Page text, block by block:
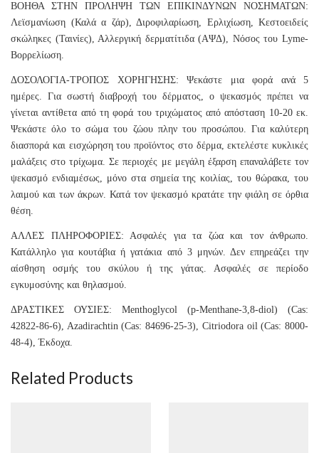
ΒΟΗΘΑ ΣΤΗΝ ΠΡΟΛΗΨΗ ΤΩΝ ΕΠΙΚΙΝΔΥΝΩΝ ΝΟΣΗΜΑΤΩΝ:
Λεϊσμανίωση (Καλά α ζάρ), Διροφιλαρίωση, Ερλιχίωση, Κεστοειδείς
σκώληκες (Ταινίες), Αλλεργική δερματίτιδα (ΑΨΔ), Νόσος του Lyme-
Βορρελίωση.
ΔΟΣΟΛΟΓΙΑ-ΤΡΟΠΟΣ ΧΟΡΗΓΗΣΗΣ: Ψεκάστε μια φορά ανά 5
ημέρες. Για σωστή διαβροχή του δέρματος, o ψεκασμός πρέπει να
γίνεται αντίθετα από τη φορά του τριχώματος από απόσταση 10-20 εκ.
Ψεκάστε όλο το σώμα του ζώου πλην του προσώπου. Για καλύτερη
διασπορά και εισχώρηση του προϊόντος στο δέρμα, εκτελέστε κυκλικές
μαλάξεις στο τρίχωμα. Σε περιοχές με μεγάλη έξαρση επαναλάβετε τον
ψεκασμό ενδιαμέσως, μόνο στα σημεία της κοιλίας, του θώρακα, του
λαιμού και των άκρων. Κατά τον ψεκασμό κρατάτε την φιάλη σε όρθια
θέση.
ΑΛΛΕΣ ΠΛΗΡΟΦΟΡΙΕΣ: Ασφαλές για τα ζώα και τον άνθρωπο.
Κατάλληλο για κουτάβια ή γατάκια από 3 μηνών. Δεν επηρεάζει την
αίσθηση οσμής του σκύλου ή της γάτας. Ασφαλές σε περίοδο
εγκυμοσύνης και θηλασμού.
ΔΡΑΣΤΙΚΕΣ ΟΥΣΙΕΣ: Menthoglycol (p-Menthane-3,8-diol) (Cas:
42822-86-6), Azadirachtin (Cas: 84696-25-3), Citriodora oil (Cas: 8000-
48-4), Έκδοχα.
Related Products